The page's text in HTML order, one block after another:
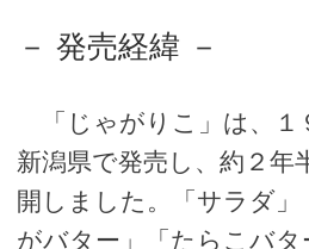
－ 発売経緯 －
「じゃがりこ」は、１
新潟県で発売し、約２年
開しました。「サラダ」
がバター」「たらこバ